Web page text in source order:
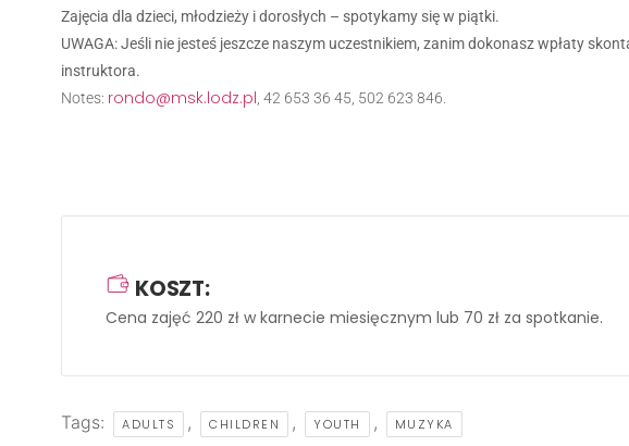
Zajęcia dla dzieci, młodzieży i dorosłych – spotykamy się w piątki.
UWAGA: Jeśli nie jesteś jeszcze naszym uczestnikiem, zanim dokonasz wpłaty
instruktora.
Notes: rondo@msk.lodz.pl , 42 653 36 45, 502 623 846.
KOSZT:
Cena zajęć 220 zł w karnecie miesięcznym lub 70 zł za spotkanie.
Tags: ADULTS , CHILDREN , YOUTH , MUZYKA